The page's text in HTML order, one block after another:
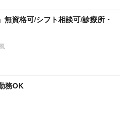
無資格可/シフト相談可/診療所・
務OK